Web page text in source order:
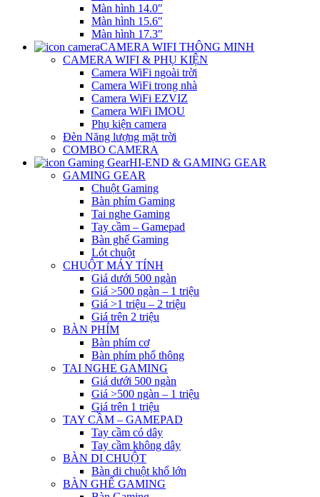
Màn hình 14.0″
Màn hình 15.6″
Màn hình 17.3″
CAMERA WIFI THÔNG MINH
CAMERA WIFI & PHỤ KIỆN
Camera WiFi ngoài trời
Camera WiFi trong nhà
Camera WiFi EZVIZ
Camera WiFi IMOU
Phụ kiện camera
Đèn Năng lượng mặt trời
COMBO CAMERA
HI-END & GAMING GEAR
GAMING GEAR
Chuột Gaming
Bàn phím Gaming
Tai nghe Gaming
Tay cầm – Gamepad
Bàn ghế Gaming
Lót chuột
CHUỘT MÁY TÍNH
Giá dưới 500 ngàn
Giá >500 ngàn – 1 triệu
Giá >1 triệu – 2 triệu
Giá trên 2 triệu
BÀN PHÍM
Bàn phím cơ
Bàn phím phổ thông
TAI NGHE GAMING
Giá dưới 500 ngàn
Giá >500 ngàn – 1 triệu
Giá trên 1 triệu
TAY CẦM – GAMEPAD
Tay cầm có dây
Tay cầm không dây
BÀN DI CHUỘT
Bàn di chuột khổ lớn
BÀN GHẾ GAMING